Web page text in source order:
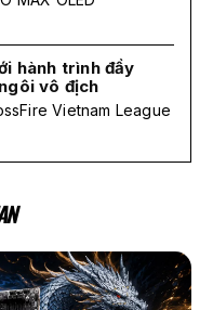
hành trình đầy
vô địch
Vietnam League